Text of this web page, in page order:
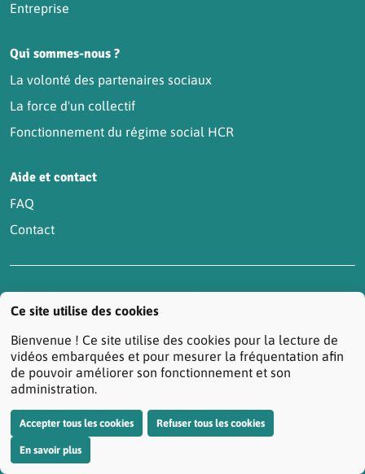
Ce site utilise des cookies
Bienvenue ! Ce site utilise des cookies pour la lecture de
vidéos embarquées et pour mesurer la fréquentation afin
de pouvoir améliorer son fonctionnement et son
administration.
Accepter tous les cookies Refuser tous les cookies
En savoir plus
Entreprise
Qui sommes-nous ?
La volonté des partenaires sociaux
La force d'un collectif
Fonctionnement du régime social HCR
Aide et contact
FAQ
Contact
Accessibilité : partiellement conformeActualités
Protection des données personnelles
Réclamation/Médiation Santé
Résiliation de votre contrat prévoyancePlan du site
Gestion des cookies